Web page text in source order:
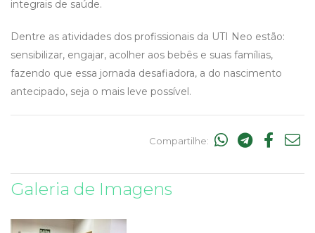
integrais de saúde.
Dentre as atividades dos profissionais da UTI Neo estão:
sensibilizar, engajar, acolher aos bebês e suas famílias,
fazendo que essa jornada desafiadora, a do nascimento
antecipado, seja o mais leve possível.
Compartilhe:
Galeria de Imagens